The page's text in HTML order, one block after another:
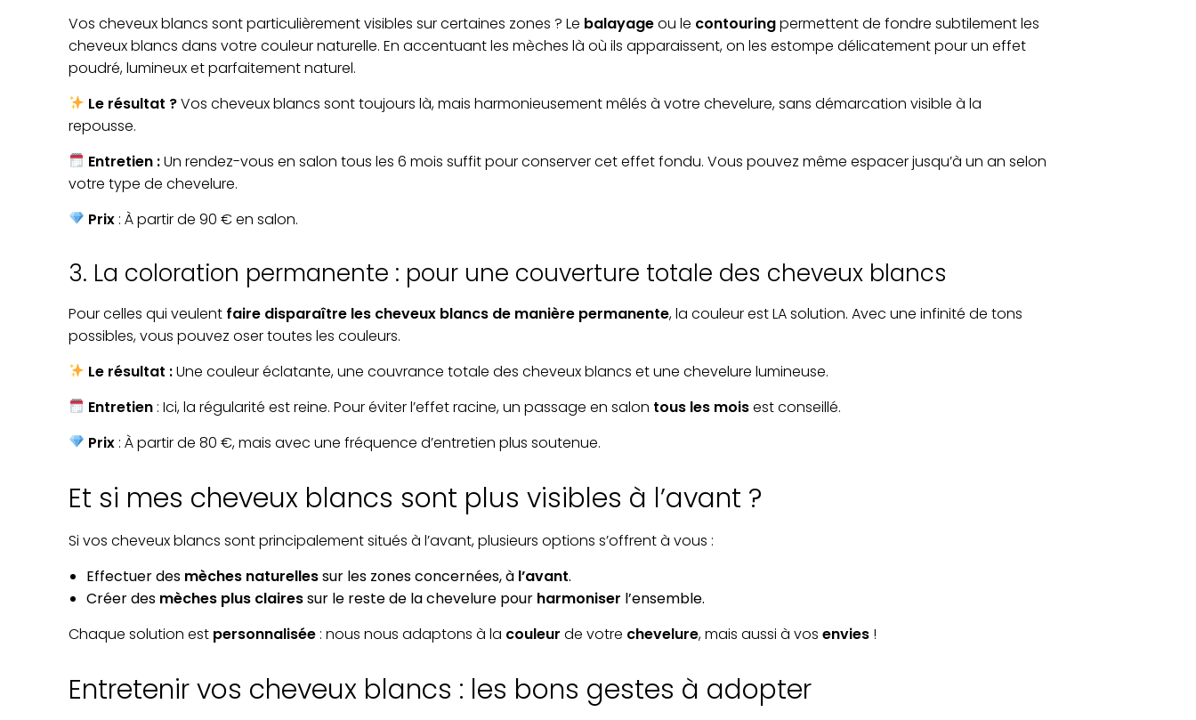
Vos cheveux blancs sont particulièrement visibles sur certaines zones ? Le balayageou le contouringpermettent de fondre subtilement les
cheveux blancs dans votre couleur naturelle. En accentuant les mèches là où ils apparaissent, on les estompe délicatement pour un effet
poudré, lumineux et parfaitement naturel.
Le résultat ?Vos cheveux blancs sont toujours là, mais harmonieusement mêlés à votre chevelure, sans démarcation visible à la
repousse.
Entretien :Un rendez-vous en salon tous les 6 mois suffit pour conserver cet effet fondu. Vous pouvez même espacer jusqu’à un an selon
votre type de chevelure.
Prix : À partir de 90 € en salon.
3. La coloration permanente : pour une couverture totale des cheveux blancs
Pour celles qui veulent faire disparaître les cheveux blancs de manière permanente, la couleur est LA solution. Avec une infinité de tons
possibles, vous pouvez oser toutes les couleurs.
Le résultat :Une couleur éclatante, une couvrance totale des cheveux blancs et une chevelure lumineuse.
Entretien : Ici, la régularité est reine. Pour éviter l’effet racine, un passage en salon tous les moisest conseillé.
Prix : À partir de 80 €, mais avec une fréquence d’entretien plus soutenue.
Et si mes cheveux blancs sont plus visibles à l’avant ?
Si vos cheveux blancs sont principalement situés à l’avant, plusieurs options s’offrent à vous :
Effectuer des mèches naturellessur les zones concernées, à l’avant.
Créer des mèches plus clairessur le reste de la chevelure pour harmoniser l’ensemble.
Chaque solution est personnalisée : nous nous adaptons à la couleur de votre chevelure, mais aussi à vosenvies !
Entretenir vos cheveux blancs : les bons gestes à adopter